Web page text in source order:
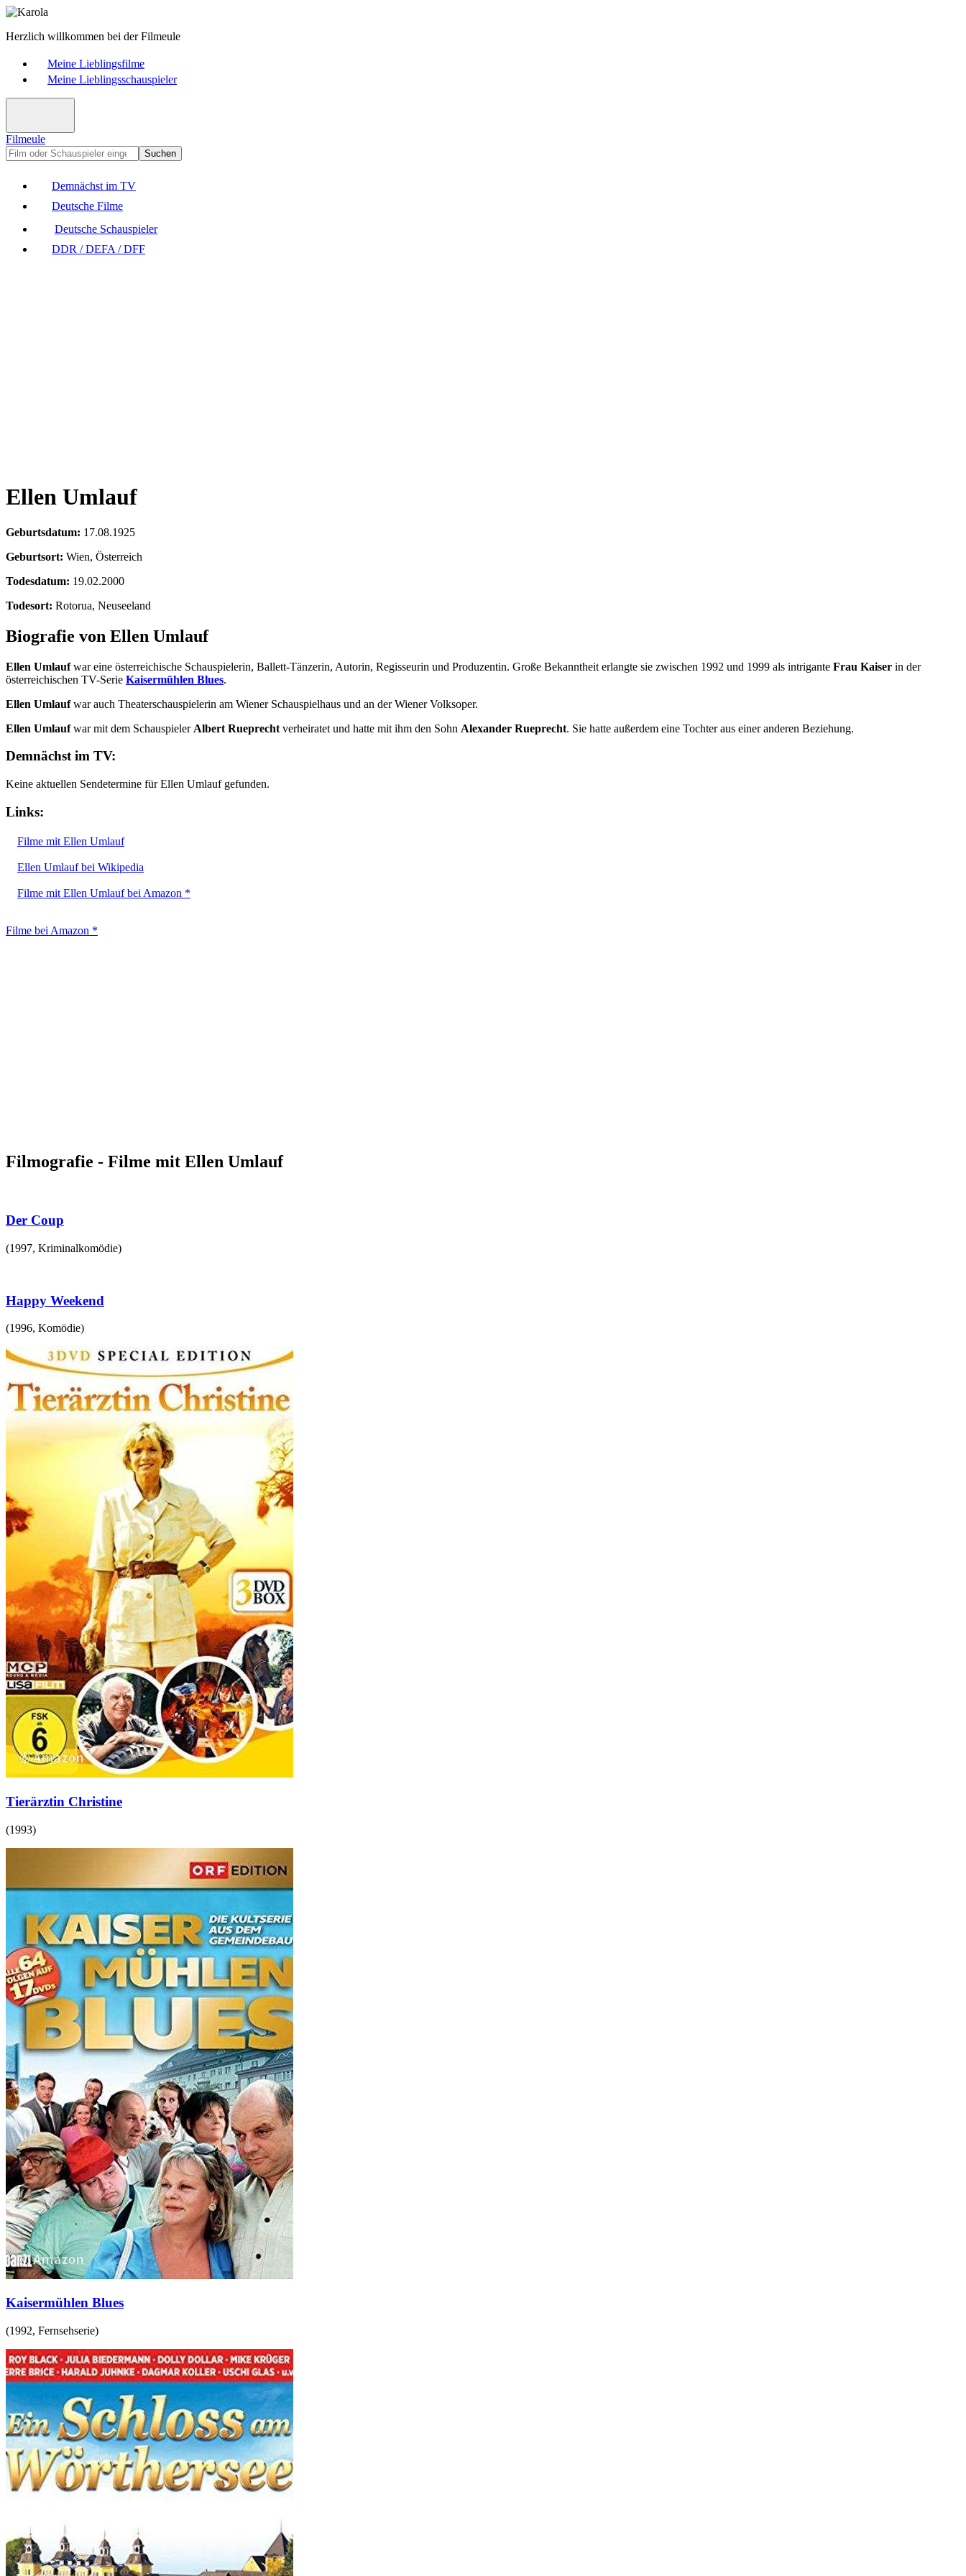
Herzlich willkommen bei der Filmeule
Meine Lieblingsfilme
Meine Lieblingsschauspieler
Filmeule
Suchen
Demnächst im TV
Deutsche Filme
Deutsche Schauspieler
DDR / DEFA / DFF
Ellen Umlauf
Geburtsdatum: 17.08.1925
Geburtsort: Wien, Österreich
Todesdatum: 19.02.2000
Todesort: Rotorua, Neuseeland
Biografie von Ellen Umlauf
Ellen Umlaufwar eine österreichische Schauspielerin, Ballett-Tänzerin, Autorin, Regisseurin und Produzentin. Große Bekanntheit erlangte sie zwischen 1992 und 1999 als intrigante Frau Kaiser in der
österreichischen TV-Serie Kaisermühlen Blues.
Ellen Umlaufwar auch Theaterschauspielerin am Wiener Schauspielhaus und an der Wiener Volksoper.
Ellen Umlaufwar mit dem Schauspieler Albert Rueprecht verheiratet und hatte mit ihm den Sohn Alexander Rueprecht. Sie hatte außerdem eine Tochter aus einer anderen Beziehung.
Demnächst im TV:
Keine aktuellen Sendetermine für Ellen Umlauf gefunden.
Links:
Filme mit Ellen Umlauf
Ellen Umlauf bei Wikipedia
Filme mit Ellen Umlauf bei Amazon *
Filme bei Amazon *
Filmografie - Filme mit Ellen Umlauf
Der Coup
(1997, Kriminalkomödie)
Happy Weekend
(1996, Komödie)
Tierärztin Christine
(1993)
Kaisermühlen Blues
(1992, Fernsehserie)